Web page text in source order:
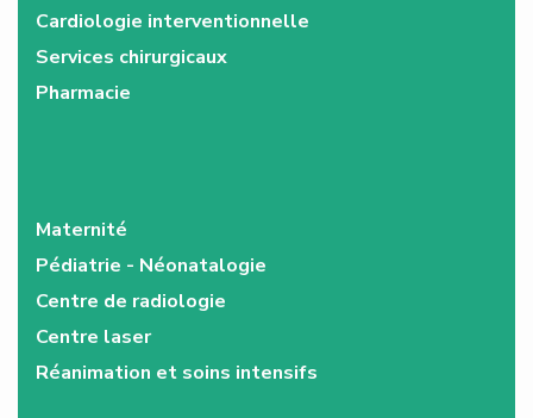
Cardiologie interventionnelle
Services chirurgicaux
Pharmacie
Maternité
Pédiatrie - Néonatalogie
Centre de radiologie
Centre laser
Réanimation et soins intensifs